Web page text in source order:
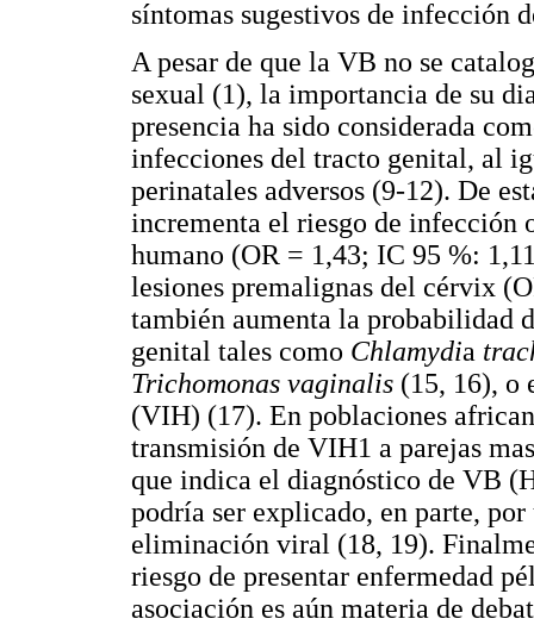
síntomas sugestivos de infección
A pesar de que la VB no se
sexual (1), la importancia de su
presencia ha sido considerada
infecciones del tracto genital, al
perinatales adversos (9-12). De
incrementa el riesgo de
humano (OR = 1,43; IC 95 %:
lesiones premalignas del cérvix
también aumenta la probabilidad
genital tales como Chlamydia
Trichomonas vaginalis (15, 16), o
(VIH) (17). En poblaciones
transmisión de VIH1 a parejas
que indica el diagnóstico de VB
podría ser explicado, en parte,
eliminación viral (18, 19).
riesgo de presentar enfermedad
asociación es aún materia de